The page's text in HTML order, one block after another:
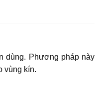
dùng. Phương pháp này
vùng kín.